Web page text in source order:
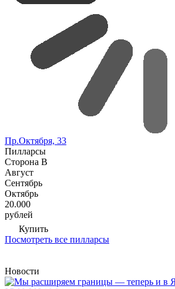
Пр.Октября, 33
Пилларсы
Сторона В
Август
Сентябрь
Октябрь
20.000
рублей
Купить
Посмотреть все пилларсы
Новости